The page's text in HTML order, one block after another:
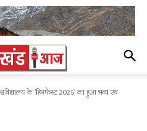
के ‘हिमफैस्ट 2026’ का हुआ भव्य एवं